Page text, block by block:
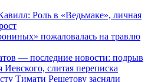
Роль в «Ведьмаке», личная
пожаловалась на травлю
— последние новости: подрыв
слитая переписка
Тимати Решетову засняли